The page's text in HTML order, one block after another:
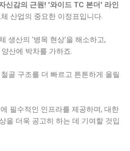
신감의 근원! '와이드 TC 본더' 라인
산업의 중요한 이정표입니다.
생산의 '병목 현상'을 해소하고,
산에 박차를 가하죠.
골 구조를 더 빠르고 튼튼하게 올릴
필수적인 인프라를 제공하며, 대한
을 더욱 공고히 하는 데 기여할 것입